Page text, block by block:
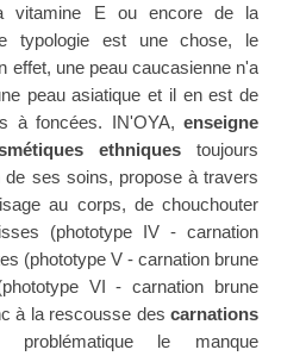
vitamine E ou encore de la
typologie est une chose, le
effet, une peau caucasienne n'a
peau asiatique et il en est de
à foncées. IN'OYA,enseigne
ethniques
toujours
de ses soins, propose àtravers
au corps, de chouchouter
(phototype IV -carnation
(phototype V - carnation brune
VI -carnation brune
à la rescousse descarnations
le manque